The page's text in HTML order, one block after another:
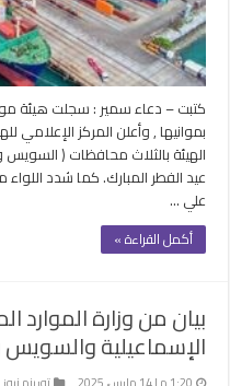
بموانيها , وأعلن المركز الإعلامي
الهيئة بالثلاث محافظات ( السويس
عيد الفطر المبارك. كما شدد
علي …
أكمل القراءة »
بيان من وزارة الموارد
الإسماعيلية